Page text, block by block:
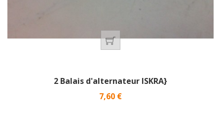
2 Balais d'alternateur ISKRA}
Prix
7,60 €